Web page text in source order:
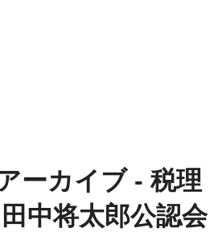
ーカイブ - 税理
中将太郎公認会